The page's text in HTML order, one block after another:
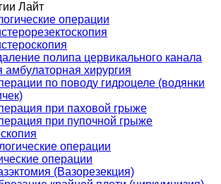
Лайт
операции
полипа цервикального канала
амбулаторная хирургия
по поводу гидроцеле (водянки
при паховой грыже
при пупочной грыже
операции
операции
(Вазорезекция)